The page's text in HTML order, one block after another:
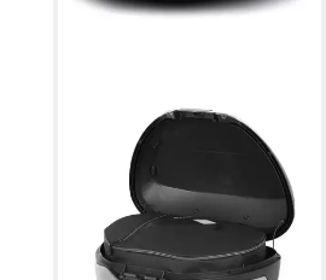
Handgepäck-Topcase SH48
New Titanium Topcase
183,15 € 209,00 €
-12%
in 3-4 Werktagen bei dir